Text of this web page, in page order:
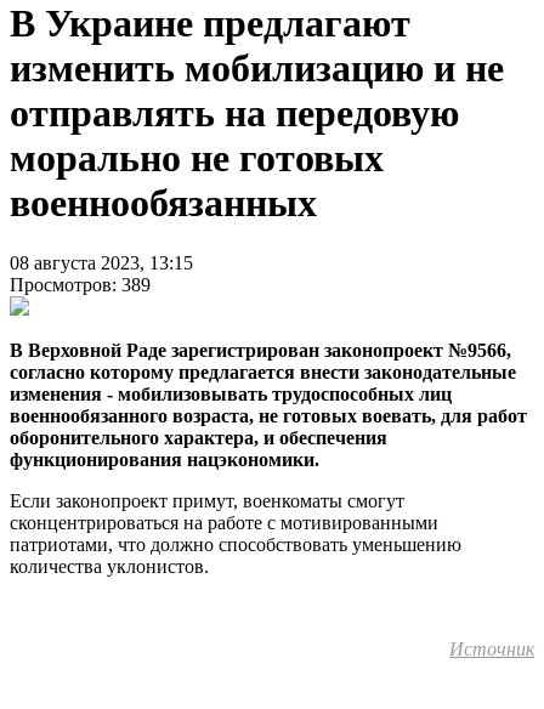
В Украине предлагают
изменить мобилизацию и не
отправлять на передовую
морально не готовых
военнообязанных
08 августа 2023, 13:15
Просмотров: 389
В Верховной Раде зарегистрирован законопроект №9566,
согласно которому предлагается внести законодательные
изменения - мобилизовывать трудоспособных лиц
военнообязанного возраста, не готовых воевать, для работ
оборонительного характера, и обеспечения
функционирования нацэкономики.
Если законопроект примут, военкоматы смогут
сконцентрироваться на работе с мотивированными
патриотами, что должно способствовать уменьшению
количества уклонистов.
Источник